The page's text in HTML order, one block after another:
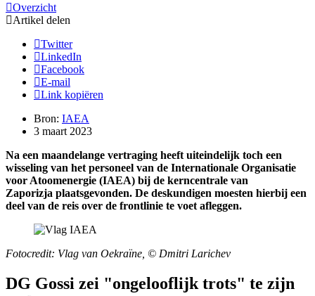
Overzicht
Artikel delen
Twitter
LinkedIn
Facebook
E-mail
Link kopiëren
Bron: IAEA
3 maart 2023
Na een maandelange vertraging heeft uiteindelijk toch een
wisseling van het personeel van de Internationale Organisatie
voor Atoomenergie (IAEA) bij de kerncentrale van
Zaporizja plaatsgevonden. De deskundigen moesten hierbij een
deel van de reis over de frontlinie te voet afleggen.
Fotocredit: Vlag van Oekraïne, © Dmitri Larichev
DG Gossi zei "ongelooflijk trots" te zijn